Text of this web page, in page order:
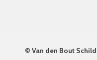
© Van den Bout